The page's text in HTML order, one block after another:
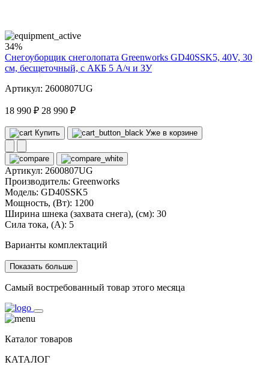
34%
Снегоуборщик снеголопата Greenworks GD40SSK5, 40V, 30
см, бесщеточный, с АКБ 5 А/ч и ЗУ
Артикул: 2600807UG
18 990 ₽ 28 990 ₽
Купить Уже в корзине
Артикул: 2600807UG
Производитель: Greenworks
Модель: GD40SSK5
Мощность, (Вт): 1200
Ширина шнека (захвата снега), (см): 30
Сила тока, (А): 5
Варианты комплектаций
Показать больше
Самый востребованный товар этого месяца
Каталог товаров
КАТАЛОГ